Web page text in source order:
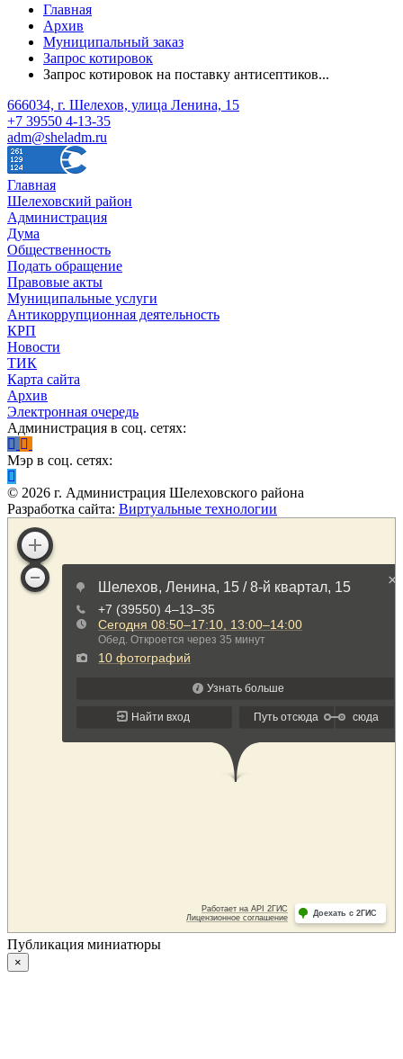
Главная
Архив
Муниципальный заказ
Запрос котировок
Запрос котировок на поставку антисептиков...
666034, г. Шелехов, улица Ленина, 15
+7 39550 4-13-35
adm@sheladm.ru
Главная
Шелеховский район
Администрация
Дума
Общественность
Подать обращение
Правовые акты
Муниципальные услуги
Антикоррупционная деятельность
КРП
Новости
ТИК
Карта сайта
Архив
Электронная очередь
Администрация в соц. сетях:
Мэр в соц. сетях:
© 2026 г. Администрация Шелеховского района
Разработка сайта: Виртуальные технологии
Публикация миниатюры
×